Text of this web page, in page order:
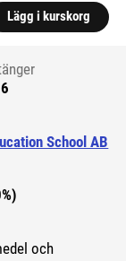
Lägg i kurskorg
School AB
och